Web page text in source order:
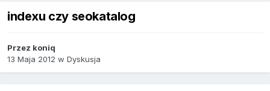
indexu czy seokatalog
Przez koniq
13 Maja 2012 w Dyskusja